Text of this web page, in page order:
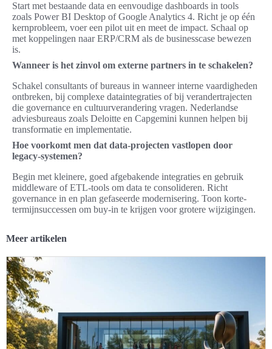
Start met bestaande data en eenvoudige dashboards in tools
zoals Power BI Desktop of Google Analytics 4. Richt je op één
kernprobleem, voer een pilot uit en meet de impact. Schaal op
met koppelingen naar ERP/CRM als de businesscase bewezen
is.
Wanneer is het zinvol om externe partners in te schakelen?
Schakel consultants of bureaus in wanneer interne vaardigheden
ontbreken, bij complexe dataintegraties of bij verandertrajecten
die governance en cultuurverandering vragen. Nederlandse
adviesbureaus zoals Deloitte en Capgemini kunnen helpen bij
transformatie en implementatie.
Hoe voorkomt men dat data-projecten vastlopen door
legacy-systemen?
Begin met kleinere, goed afgebakende integraties en gebruik
middleware of ETL-tools om data te consolideren. Richt
governance in en plan gefaseerde modernisering. Toon korte-
termijnsuccessen om buy-in te krijgen voor grotere wijzigingen.
Meer artikelen